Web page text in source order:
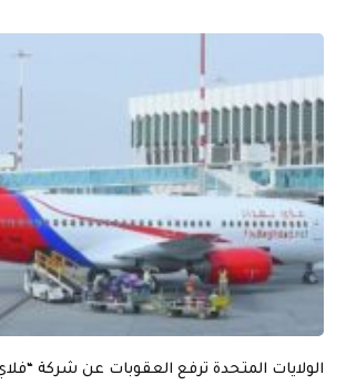
الولايات المتحدة ترفع العقوبات عن شركة